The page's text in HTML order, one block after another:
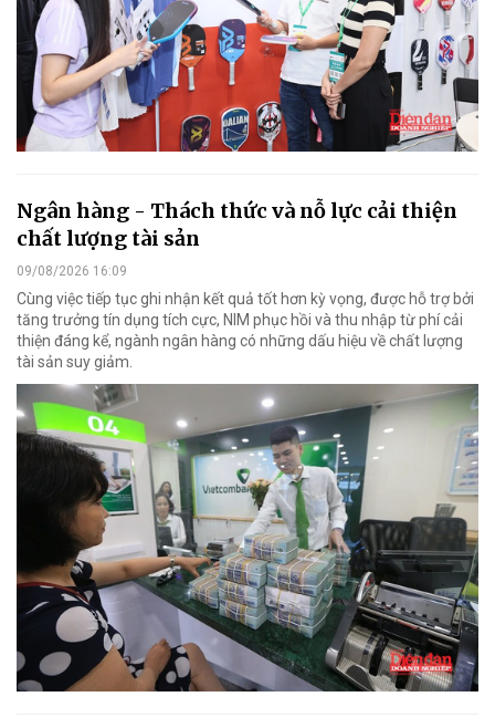
Ngân hàng - Thách thức và nỗ lực cải thiện
chất lượng tài sản
09/08/2026 16:09
Cùng việc tiếp tục ghi nhận kết quả tốt hơn kỳ vọng, được hỗ trợ bởi
tăng trưởng tín dụng tích cực, NIM phục hồi và thu nhập từ phí cải
thiện đáng kể, ngành ngân hàng có những dấu hiệu về chất lượng
tài sản suy giảm.